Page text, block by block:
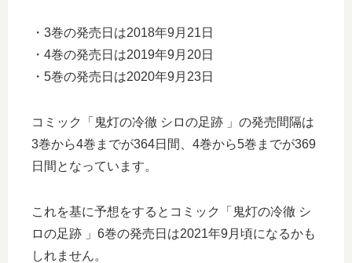
・3巻の発売日は2018年9月21日
・4巻の発売日は2019年9月20日
・5巻の発売日は2020年9月23日
コミック「鬼灯の冷徹 シロの足跡 」の発売間隔は
3巻から4巻までが364日間、4巻から5巻までが369
日間となっています。
これを基に予想をするとコミック「鬼灯の冷徹 シ
ロの足跡 」6巻の発売日は2021年9月頃になるかも
しれません。